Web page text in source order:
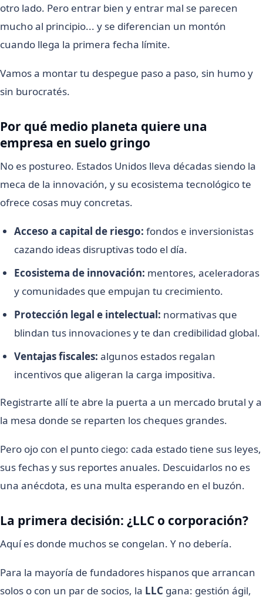
otro lado. Pero entrar bien y entrar mal se parecen
mucho al principio... y se diferencian un montón
cuando llega la primera fecha límite.
Vamos a montar tu despegue paso a paso, sin humo y
sin burocratés.
Por qué medio planeta quiere una
empresa en suelo gringo
No es postureo. Estados Unidos lleva décadas siendo la
meca de la innovación, y su ecosistema tecnológico te
ofrece cosas muy concretas.
Acceso a capital de riesgo: fondos e inversionistas
cazando ideas disruptivas todo el día.
Ecosistema de innovación: mentores, aceleradoras
y comunidades que empujan tu crecimiento.
Protección legal e intelectual: normativas que
blindan tus innovaciones y te dan credibilidad global.
Ventajas fiscales: algunos estados regalan
incentivos que aligeran la carga impositiva.
Registrarte allí te abre la puerta a un mercado brutal y a
la mesa donde se reparten los cheques grandes.
Pero ojo con el punto ciego: cada estado tiene sus leyes,
sus fechas y sus reportes anuales. Descuidarlos no es
una anécdota, es una multa esperando en el buzón.
La primera decisión: ¿LLC o corporación?
Aquí es donde muchos se congelan. Y no debería.
Para la mayoría de fundadores hispanos que arrancan
solos o con un par de socios, la LLC gana: gestión ágil,